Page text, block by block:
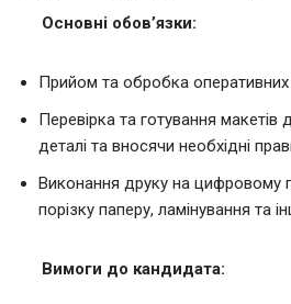
Основні обов’язки:
Прийом та обробка оперативних
Перевірка та готування макетів
деталі та вносячи необхідні
Виконання друку на цифровому
порізку паперу, ламінування та
Вимоги до кандидата: